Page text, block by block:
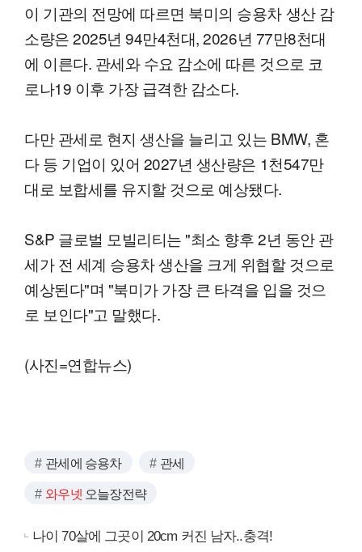
이 기관의 전망에 따르면 북미의 승용차 생산 감
소량은 2025년 94만4천대, 2026년 77만8천대
에 이른다. 관세와 수요 감소에 따른 것으로 코
로나19 이후 가장 급격한 감소다.
다만 관세로 현지 생산을 늘리고 있는 BMW, 혼
다 등 기업이 있어 2027년 생산량은 1천547만
대로 보합세를 유지할 것으로 예상됐다.
S&P 글로벌 모빌리티는 "최소 향후 2년 동안 관
세가 전 세계 승용차 생산을 크게 위협할 것으로
예상된다"며 "북미가 가장 큰 타격을 입을 것으
로 보인다"고 말했다.
(사진=연합뉴스)
관세에 승용차 관세
와우넷 오늘장전략
나이 70살에 그곳이 20cm 커진 남자..충격!